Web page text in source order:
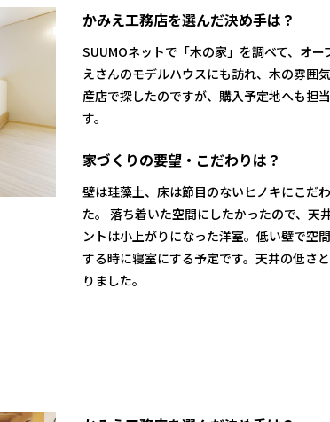
かみえ工務店を選んだ決め手は？
SUUMOネットで「木の家」を調べて、オ
えさんのモデルハウスにも訪れ、木の雰囲
産店で探したのですが、購入予定地へも担
す。
家づくりの要望・こだわりは？
壁は珪藻土、床は節目のないヒノキにこだ
た。 落ち着いた空間にしたかったので、天
ントは小上がりになった洋室。低い壁で空
する時に寝室にする予定です。天井の低さ
りました。